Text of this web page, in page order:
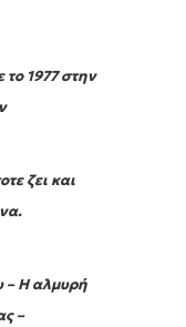
1977 στην
ζει και
– Η αλμυρή
–